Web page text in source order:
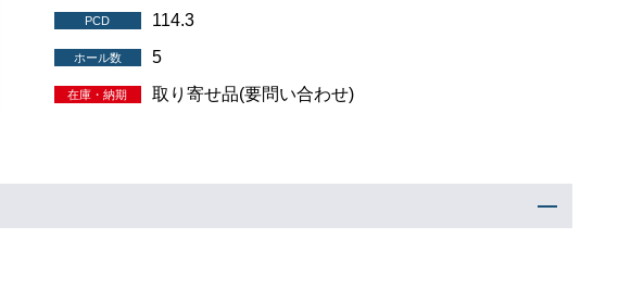
PCD 114.3
ホール数 5
在庫・納期 取り寄せ品(要問い合わせ)